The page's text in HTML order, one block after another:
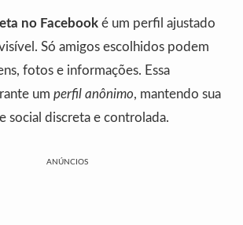
no Facebook é um perfil ajustado
Só amigos escolhidos podem
fotos e informações. Essa
um perfil anônimo, mantendo sua
social discreta e controlada.
ANÚNCIOS